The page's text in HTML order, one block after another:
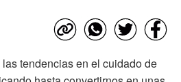
tendencias en el cuidado de